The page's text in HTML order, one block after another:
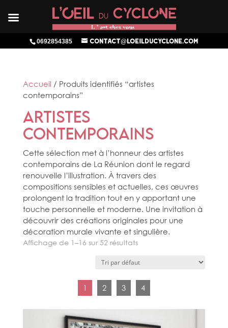
0692854385 contact@loeilducyclone.com
Accueil / Produits identifiés “artistes
contemporains”
artistes
contemporains
Cette sélection met à l’honneur des artistes
contemporains de La Réunion dont le regard
renouvelle l’illustration. À travers des
compositions sensibles et actuelles, ces œuvres
prolongent la tradition tout en y apportant une
touche personnelle et moderne. Une invitation à
découvrir des créations originales pour une
décoration murale vivante et singulière.
Affichage de 1–16 sur 52 résultats
1 2 3 4